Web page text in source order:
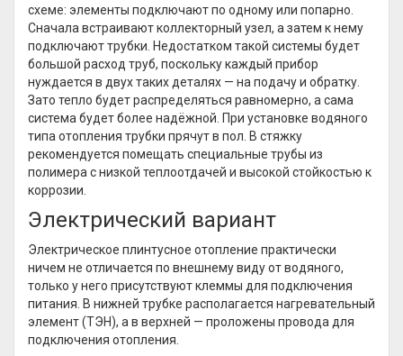
схеме: элементы подключают по одному или попарно.
Сначала встраивают коллекторный узел, а затем к нему
подключают трубки. Недостатком такой системы будет
большой расход труб, поскольку каждый прибор
нуждается в двух таких деталях — на подачу и обратку.
Зато тепло будет распределяться равномерно, а сама
система будет более надёжной. При установке водяного
типа отопления трубки прячут в пол. В стяжку
рекомендуется помещать специальные трубы из
полимера с низкой теплоотдачей и высокой стойкостью к
коррозии.
Электрический вариант
Электрическое плинтусное отопление практически
ничем не отличается по внешнему виду от водяного,
только у него присутствуют клеммы для подключения
питания. В нижней трубке располагается нагревательный
элемент (ТЭН), а в верхней — проложены провода для
подключения отопления.